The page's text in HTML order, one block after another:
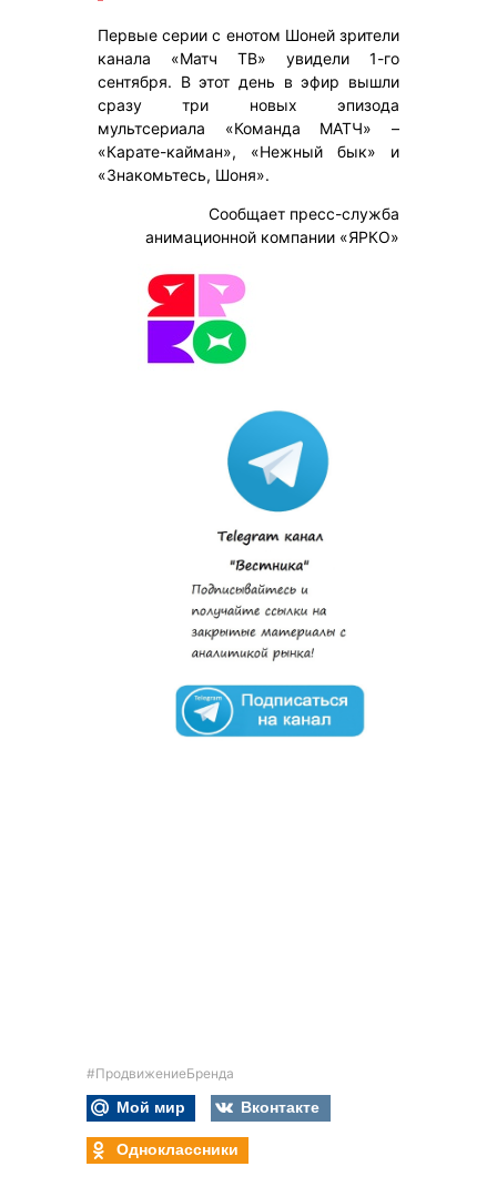
Первые серии с енотом Шоней зрители
канала «Матч ТВ» увидели 1-го
сентября. В этот день в эфир вышли
сразу три новых эпизода
мультсериала «Команда МАТЧ» –
«Карате-кайман», «Нежный бык» и
«Знакомьтесь, Шоня».
Сообщает пресс-служба
анимационной компании «ЯРКО»
#ПродвижениеБренда
Мой мир
Вконтакте
Одноклассники